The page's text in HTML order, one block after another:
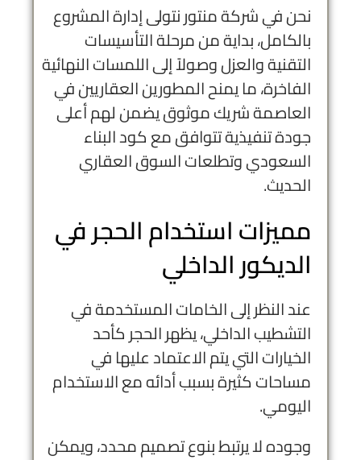
نحن في شركة منتور نتولى إدارة المشروع
بالكامل، بداية من مرحلة التأسيسات
التقنية والعزل وصولاً إلى اللمسات النهائية
الفاخرة، ما يمنح المطورين العقاريين في
العاصمة شريك موثوق يضمن لهم أعلى
جودة تنفيذية تتوافق مع كود البناء
السعودي وتطلعات السوق العقاري
الحديث.
مميزات استخدام الحجر في
الديكور الداخلي
عند النظر إلى الخامات المستخدمة في
التشطيب الداخلي، يظهر الحجر كأحد
الخيارات التي يتم الاعتماد عليها في
مساحات كثيرة بسبب أدائه مع الاستخدام
اليومي.
وجوده لا يرتبط بنوع تصميم محدد، ويمكن